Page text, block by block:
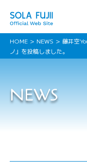
HOME NEWS
藤井空
ノ」を投稿しました。
NEWS